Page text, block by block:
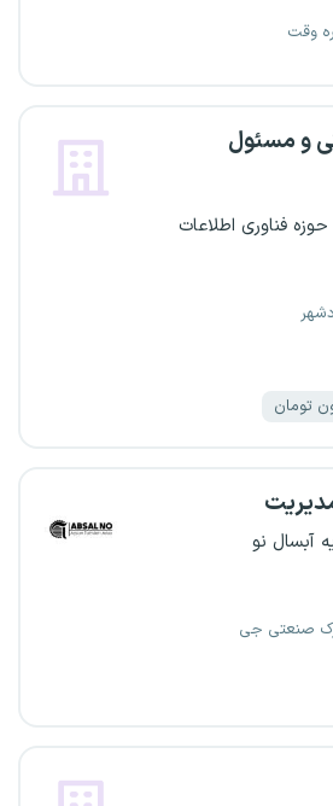
وقت
و مسئول
فناوری اطلاعات
آبسال نو
صنعتی جی